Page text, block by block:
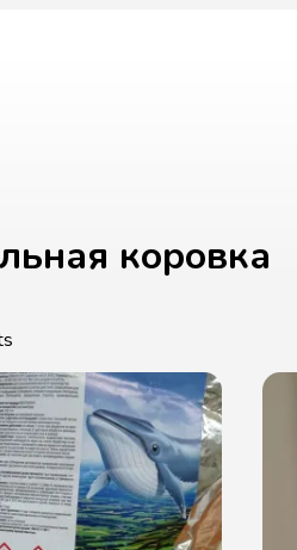
коровка